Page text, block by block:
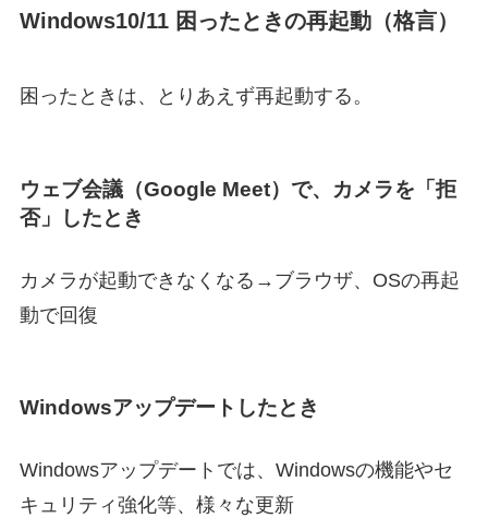
Windows10/11 困ったときの再起動（格言）
困ったときは、とりあえず再起動する。
ウェブ会議（Google Meet）で、カメラを「拒
否」したとき
カメラが起動できなくなる→ブラウザ、OSの再起
動で回復
Windowsアップデートしたとき
Windowsアップデートでは、Windowsの機能やセ
キュリティ強化等、様々な更新